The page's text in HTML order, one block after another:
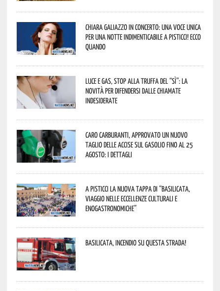
Chiara Galiazzo in concerto: una voce unica
per una notte indimenticabile a Pisticci! Ecco
quando
Luce e gas, stop alla truffa del “Sì”: la
novità per difendersi dalle chiamate
indesiderate
Caro carburanti, approvato un nuovo
taglio delle accise sul gasolio fino al 25
agosto: i dettagli
A Pisticci la nuova tappa di “Basilicata,
viaggio nelle eccellenze culturali e
enogastronomiche”
Basilicata, incendio su questa strada!